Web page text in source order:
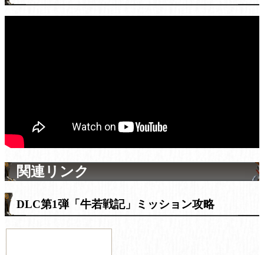
関連リンク
DLC第1弾「牛若戦記」ミッション攻略